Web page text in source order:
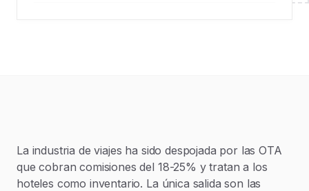
La industria de viajes ha sido despojada por las OTA
que cobran comisiones del 18-25% y tratan a los
hoteles como inventario. La única salida son las